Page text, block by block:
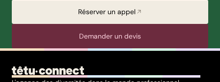
Réserver un appel
Demander un devis